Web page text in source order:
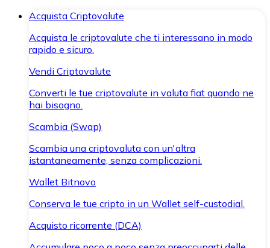
Acquista Criptovalute
Acquista le criptovalute che ti interessano in modo
rapido e sicuro.
Vendi Criptovalute
Converti le tue criptovalute in valuta fiat quando ne
hai bisogno.
Scambia (Swap)
Scambia una criptovaluta con un'altra
istantaneamente, senza complicazioni.
Wallet Bitnovo
Conserva le tue cripto in un Wallet self-custodial.
Acquisto ricorrente (DCA)